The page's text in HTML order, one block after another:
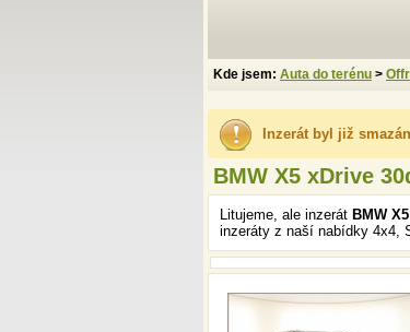
Inzerát byl již
BMW X5 xDrive
Litujeme, ale inzerát BMW
inzeráty z naší nabídky 4x4,
Kde jsem: Auta do terénu >